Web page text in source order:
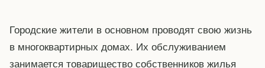
Городские жители в основном проводят свою жизнь
в многоквартирных домах. Их обслуживанием
занимается товарищество собственников жилья